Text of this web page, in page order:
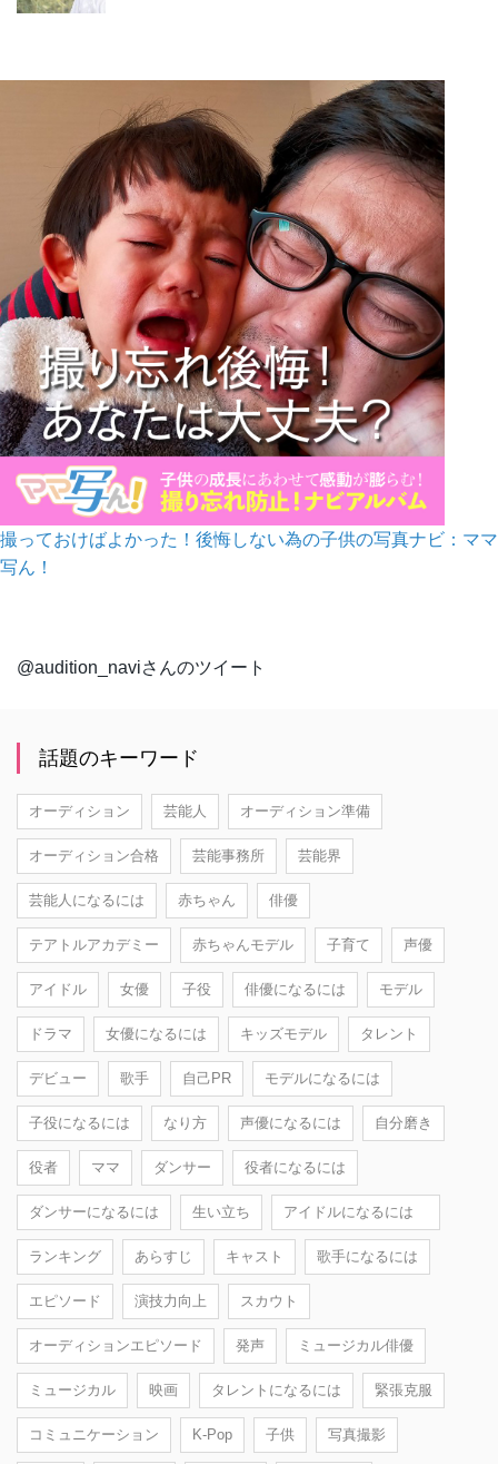
撮っておけばよかった！後悔しない為の子供の写真ナビ：ママ
写ん！
@audition_naviさんのツイート
話題のキーワード
オーディション 芸能人 オーディション準備
オーディション合格 芸能事務所 芸能界
芸能人になるには 赤ちゃん 俳優
テアトルアカデミー 赤ちゃんモデル 子育て 声優
アイドル 女優 子役 俳優になるには モデル
ドラマ 女優になるには キッズモデル タレント
デビュー 歌手 自己PR モデルになるには
子役になるには なり方 声優になるには 自分磨き
役者 ママ ダンサー 役者になるには
ダンサーになるには 生い立ち アイドルになるには
ランキング あらすじ キャスト 歌手になるには
エピソード 演技力向上 スカウト
オーディションエピソード 発声 ミュージカル俳優
ミュージカル 映画 タレントになるには 緊張克服
コミュニケーション K-Pop 子供 写真撮影